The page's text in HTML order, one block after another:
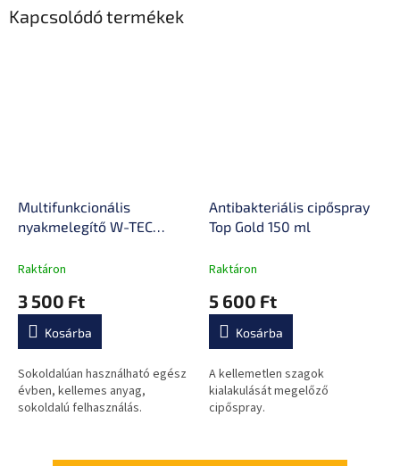
Kapcsolódó termékek
Multifunkcionális
nyakmelegítő W-TEC
Raktáron
3 500 Ft
Kosárba
Sokoldalúan használható egész
évben, kellemes anyag,
sokoldalú felhasználás.
Antibakteriális cipőspray
Top Gold 150 ml
Raktáron
5 600 Ft
Kosárba
A kellemetlen szagok
kialakulását megelőző
cipőspray.